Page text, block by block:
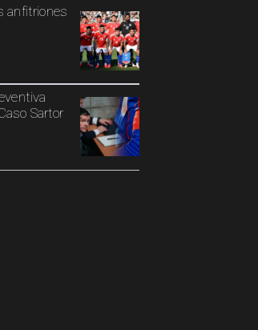
anfitriones
Sartor